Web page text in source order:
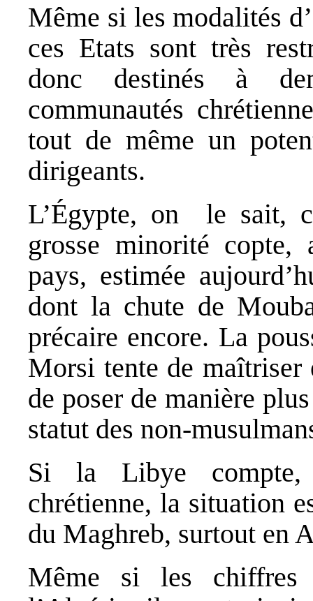
Même si les modalités
ces Etats sont très
donc destinés à
communautés
tout de même un
dirigeants.
L’Égypte, on le sait,
grosse minorité copte,
pays, estimée
dont la chute de
précaire encore. La
Morsi tente de
de poser de manière
statut des
Si la Libye
chrétienne, la situation
du Maghreb, surtout en
Même si les chiffres